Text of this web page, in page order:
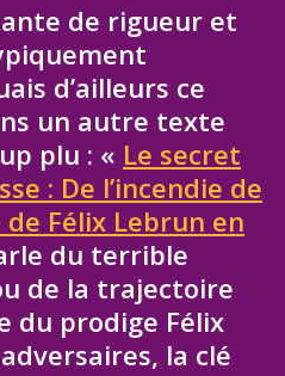
de rigueur et
d’ailleurs ce
un autre texte
plu : « Le secret
: De l’incendie de
Félix Lebrun en
du terrible
de la trajectoire
du prodige Félix
la clé